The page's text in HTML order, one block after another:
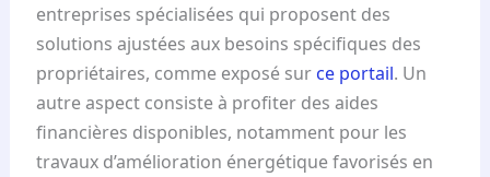
entreprises spécialisées qui proposent des
solutions ajustées aux besoins spécifiques des
propriétaires, comme exposé sur ce portail. Un
autre aspect consiste à profiter des aides
financières disponibles, notamment pour les
travaux d’amélioration énergétique favorisés en